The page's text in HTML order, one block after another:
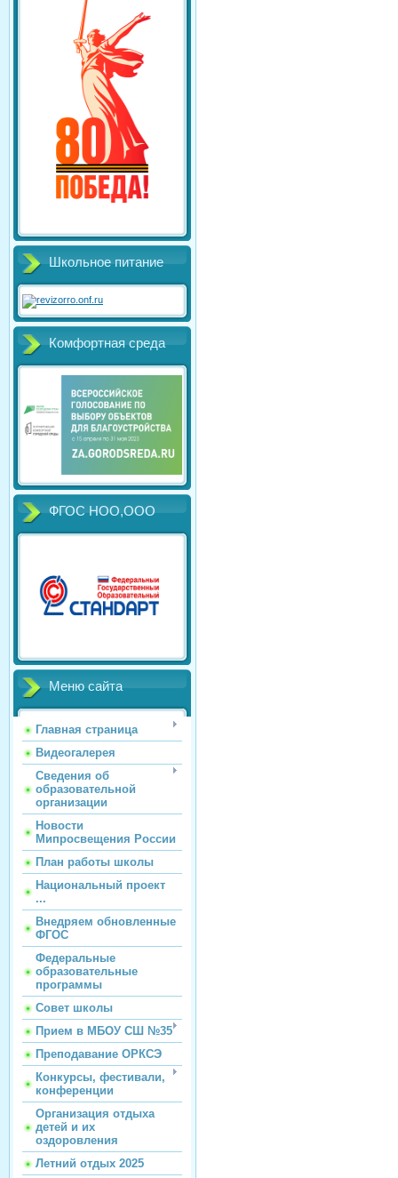
Школьное питание
Комфортная среда
ФГОС НОО,ООО
Меню сайта
Главная страница
Видеогалерея
Сведения об
образовательной
организации
Новости
Мипросвещения России
План работы школы
Национальный проект
...
Внедряем обновленные
ФГОС
Федеральные
образовательные
программы
Совет школы
Прием в МБОУ СШ №35
Преподавание ОРКСЭ
Конкурсы, фестивали,
конференции
Организация отдыха
детей и их
оздоровления
Летний отдых 2025